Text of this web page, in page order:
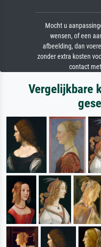
Mocht u
wensen, of een
afbeelding, dan
zonder extra kosten
contact
Vergelijkbare